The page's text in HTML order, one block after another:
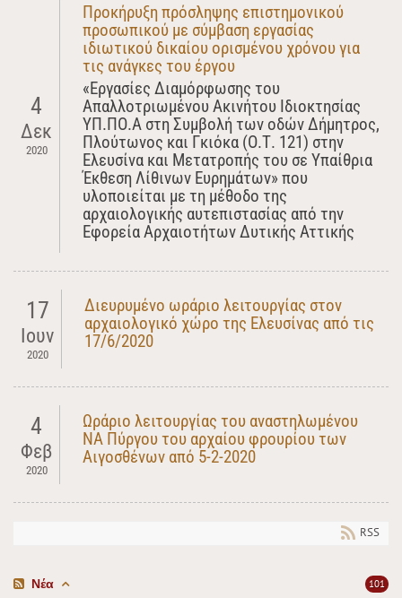
4
Δεκ
2020
Προκήρυξη πρόσληψης επιστημονικού
προσωπικού με σύμβαση εργασίας
ιδιωτικού δικαίου ορισμένου χρόνου για
τις ανάγκες του έργου
«Εργασίες Διαμόρφωσης του
Απαλλοτριωμένου Ακινήτου Ιδιοκτησίας
ΥΠ.ΠΟ.Α στη Συμβολή των οδών Δήμητρος,
Πλούτωνος και Γκιόκα (Ο.Τ. 121) στην
Ελευσίνα και Μετατροπής του σε Υπαίθρια
Έκθεση Λίθινων Ευρημάτων» που
υλοποιείται με τη μέθοδο της
αρχαιολογικής αυτεπιστασίας από την
Εφορεία Αρχαιοτήτων Δυτικής Αττικής
17
Ιουν
2020
Διευρυμένο ωράριο λειτουργίας στον
αρχαιολογικό χώρο της Ελευσίνας από τις
17/6/2020
4
Φεβ
2020
Ωράριο λειτουργίας του αναστηλωμένου
ΝΑ Πύργου του αρχαίου φρουρίου των
Αιγοσθένων από 5-2-2020
RSS
101
Νέα